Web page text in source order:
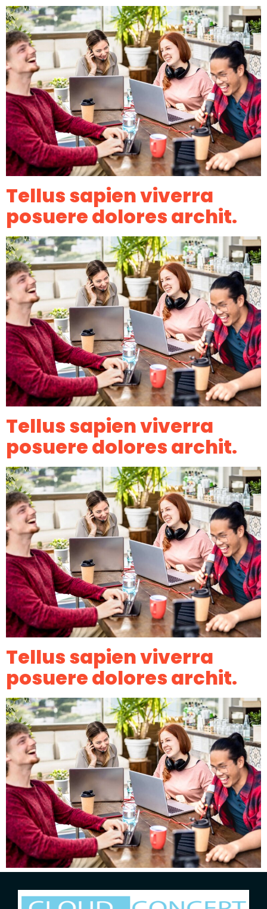
Tellus sapien viverra
posuere dolores archit.
Tellus sapien viverra
posuere dolores archit.
Tellus sapien viverra
posuere dolores archit.